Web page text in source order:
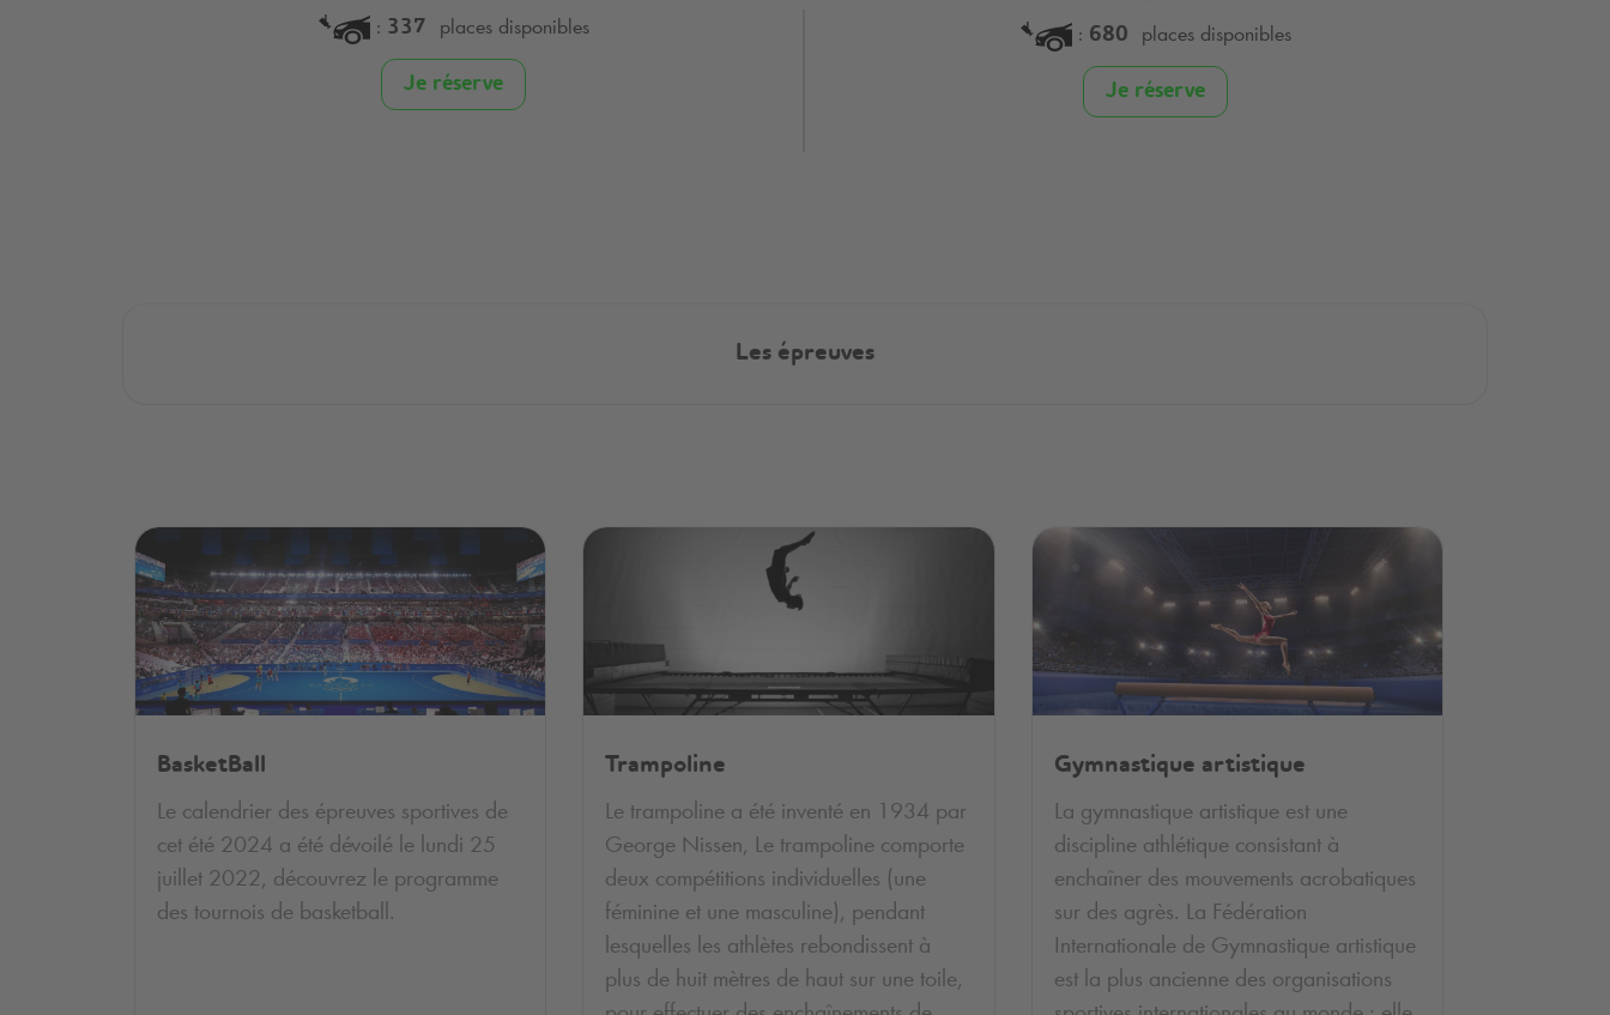
: 337 places disponibles
Je réserve
: 680 places disponibles
Je réserve
Les épreuves
BasketBall
Le calendrier des épreuves sportives de
cet été 2024 a été dévoilé le lundi 25
juillet 2022, découvrez le programme
des tournois de basketball.
Trampoline
Le trampoline a été inventé en 1934 par
George Nissen, Le trampoline comporte
deux compétitions individuelles (une
féminine et une masculine), pendant
lesquelles les athlètes rebondissent à
plus de huit mètres de haut sur une toile,
Gymnastique artistique
La gymnastique artistique est une
discipline athlétique consistant à
enchaîner des mouvements acrobatiques
sur des agrès. La Fédération
Internationale de Gymnastique artistique
est la plus ancienne des organisations